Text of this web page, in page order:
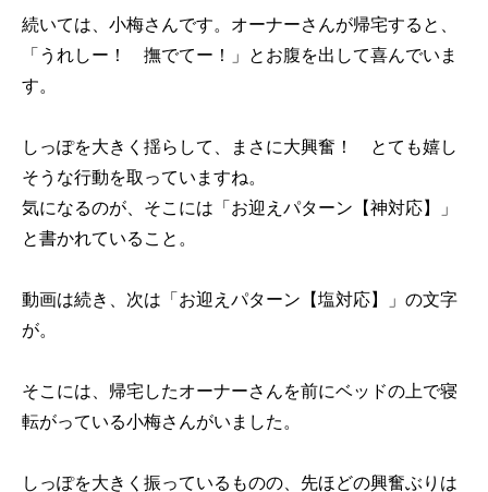
続いては、小梅さんです。オーナーさんが帰宅すると、
「うれしー！ 撫でてー！」とお腹を出して喜んでいま
す。
しっぽを大きく揺らして、まさに大興奮！ とても嬉し
そうな行動を取っていますね。
気になるのが、そこには「お迎えパターン【神対応】」
と書かれていること。
動画は続き、次は「お迎えパターン【塩対応】」の文字
が。
そこには、帰宅したオーナーさんを前にベッドの上で寝
転がっている小梅さんがいました。
しっぽを大きく振っているものの、先ほどの興奮ぶりは